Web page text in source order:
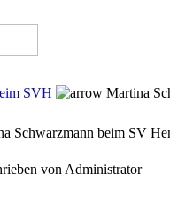
SVH
Martina
Schwarzmann beim SV
von Administrator